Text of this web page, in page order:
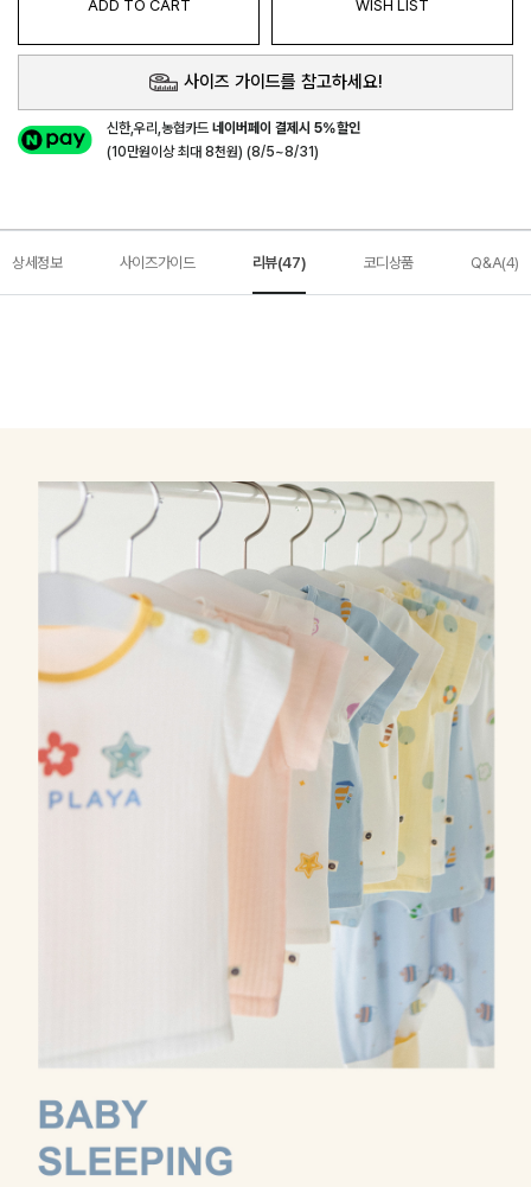
ADD TO CART WISH LIST
사이즈 가이드를 참고하세요!
신한,우리,농협카드네이버페이 결제시 5%할인
(10만원이상 최대 8천원) (8/5~8/31)
상세정보 사이즈가이드 리뷰(47) 코디상품 Q&A(4)